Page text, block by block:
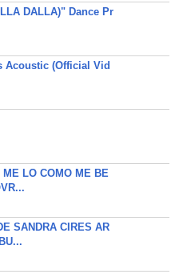
DALLA)" Dance Pr
Acoustic (Official Vid
LO COMO ME BE
SANDRA CIRES AR